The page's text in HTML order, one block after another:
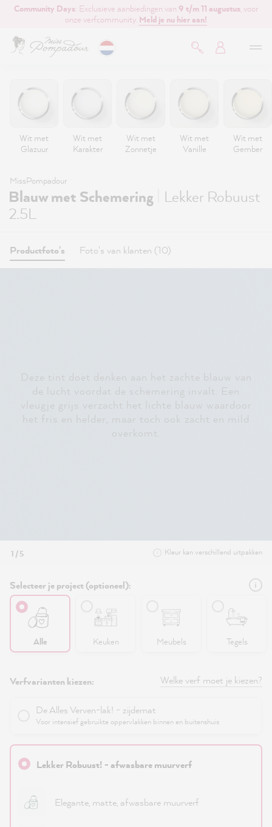
hoofdinhoud
Community Days: Exclusieve aanbiedingen van 9 t/m 11 augustus , voor
onze verfcommunity. Meld je nu hier aan!
Wit met
Glazuur
Wit met
Karakter
Wit met
Zonnetje
Wit met
Vanille
Wit met
Gember
MissPompadour
Blauw met Schemering
Lekker Robuust
2.5L
Productfoto's Foto's van klanten (10)
Deze tint doet denken aan het zachte blauw van
de lucht voordat de schemering invalt. Een
vleugje grijs verzacht het lichte blauw waardoor
het fris en helder, maar toch ook zacht en mild
overkomt.
1 / 5 Kleur kan verschillend uitpakken
Selecteer je project (optioneel):
Alle Keuken Meubels Tegels
Verfvarianten kiezen: Welke verf moet je kiezen?
De Alles Verven-lak! - zijdemat
Voor intensief gebruikte oppervlakken binnen en buitenshuis
Lekker Robuust! - afwasbare muurverf
Elegante, matte, afwasbare muurverf